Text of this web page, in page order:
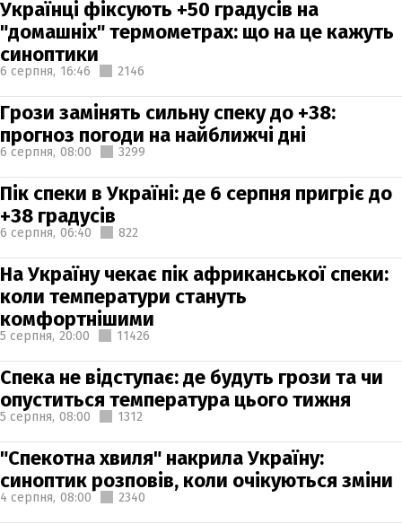
Українці фіксують +50 градусів на
"домашніх" термометрах: що на це кажуть
синоптики
6 серпня, 16:46 2146
Грози замінять сильну спеку до +38:
прогноз погоди на найближчі дні
6 серпня, 08:00 3299
Пік спеки в Україні: де 6 серпня пригріє до
+38 градусів
6 серпня, 06:40 822
На Україну чекає пік африканської спеки:
коли температури стануть
комфортнішими
5 серпня, 20:00 11426
Спека не відступає: де будуть грози та чи
опуститься температура цього тижня
5 серпня, 08:00 1312
"Спекотна хвиля" накрила Україну:
синоптик розповів, коли очікуються зміни
4 серпня, 08:00 2340